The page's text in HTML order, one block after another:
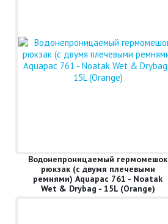
Водонепроницаемый гермомешок
рюкзак (с двумя плечевыми
ремнями) Aquapac 761 - Noatak
Wet & Drybag - 15L (Orange)